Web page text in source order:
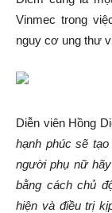
Vinmec trong
nguy cơ ung thư
Diễn viên Hồng
hạnh phúc sẽ
người phụ nữ
bằng cách chủ
hiện và điều trị